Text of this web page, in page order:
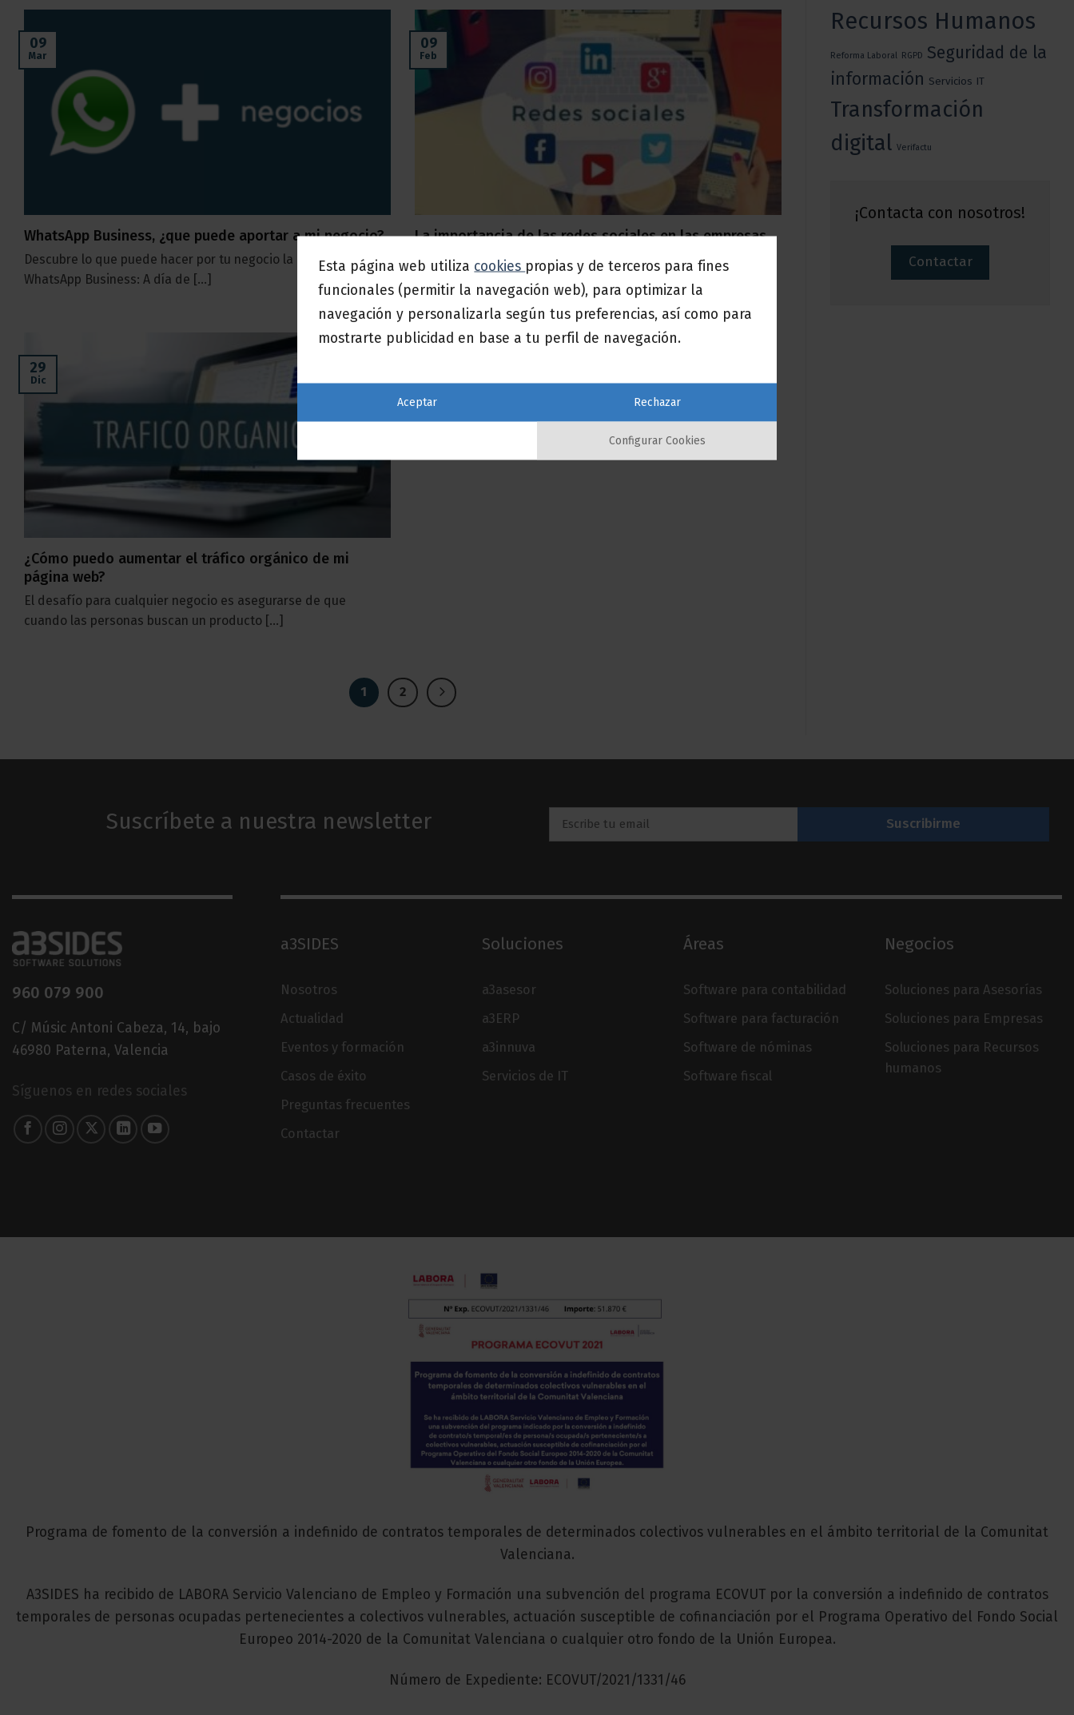
WhatsApp Business, ¿que puede aportar a mi negocio?
Descubre lo que puede hacer por tu negocio la aplicación
WhatsApp Business: A día de [...]
09
Mar
La importancia de las redes sociales en las empresas
Averigua acerca de los beneficios que las redes sociales
pueden ofrecer a tu negocio.
09
Feb
¿Cómo puedo aumentar el tráfico orgánico de mi
página web?
El desafío para cualquier negocio es asegurarse de que
cuando las personas buscan un producto [...]
29
Dic
1 2
Recursos Humanos
Reforma Laboral RGPD Seguridad de la
información Servicios IT
Transformación
digital Verifactu
¡Contacta con nosotros!
Contactar
Suscríbete a nuestra newsletter
960 079 900
C/ Músic Antoni Cabeza, 14, bajo
46980 Paterna, Valencia
Síguenos en redes sociales
a3SIDES
Nosotros
Actualidad
Eventos y formación
Casos de éxito
Preguntas frecuentes
Contactar
Soluciones
a3asesor
a3ERP
a3innuva
Servicios de IT
Áreas
Software para contabilidad
Software para facturación
Software de nóminas
Software fiscal
Negocios
Soluciones para Asesorías
Soluciones para Empresas
Soluciones para Recursos
humanos
Programa de fomento de la conversión a indefinido de contratos temporales de determinados colectivos vulnerables en el ámbito territorial de la Comunitat
Valenciana.
A3SIDES ha recibido de LABORA Servicio Valenciano de Empleo y Formación una subvención del programa ECOVUT por la conversión a indefinido de contratos
temporales de personas ocupadas pertenecientes a colectivos vulnerables, actuación susceptible de cofinanciación por el Programa Operativo del Fondo Social
Europeo 2014-2020 de la Comunitat Valenciana o cualquier otro fondo de la Unión Europea.
Número de Expediente: ECOVUT/2021/1331/46
Esta página web utiliza cookies propias y de terceros para fines
funcionales (permitir la navegación web), para optimizar la
navegación y personalizarla según tus preferencias, así como para
mostrarte publicidad en base a tu perfil de navegación.
Aceptar Rechazar
Configurar Cookies